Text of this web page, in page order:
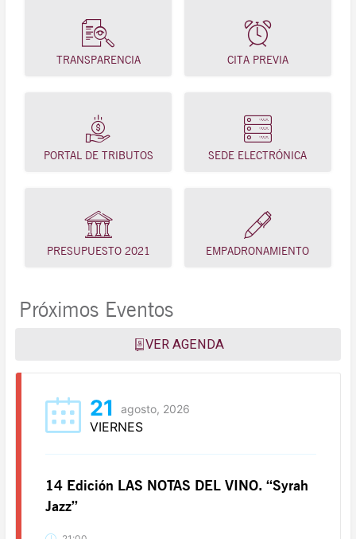
TRANSPARENCIA CITA PREVIA
PORTAL DE TRIBUTOS SEDE ELECTRÓNICA
PRESUPUESTO 2021 EMPADRONAMIENTO
Próximos Eventos
VER AGENDA
21 agosto, 2026
VIERNES
14 Edición LAS NOTAS DEL VINO. “Syrah
Jazz”